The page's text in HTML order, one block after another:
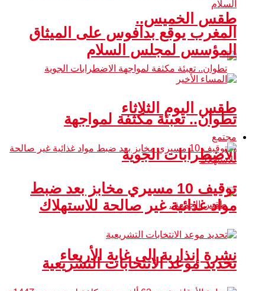
طقس الخميس..
تطوان.. تعبئة مكثفة لمواجهة
الاضطرابات الجوية
نشرة إنذارية إلى غاية الأربعاء
المغرب يوقع بدافوس على الميثاق
المؤسس لمجلس السلام
طقس اليوم الثلاثاء
مجتمع
توقيف 10 مسيري مخابز بعد ضبط
مواد غذائية غير صالحة للاستهلاك
تحديد موعد الانتخابات التشريعية